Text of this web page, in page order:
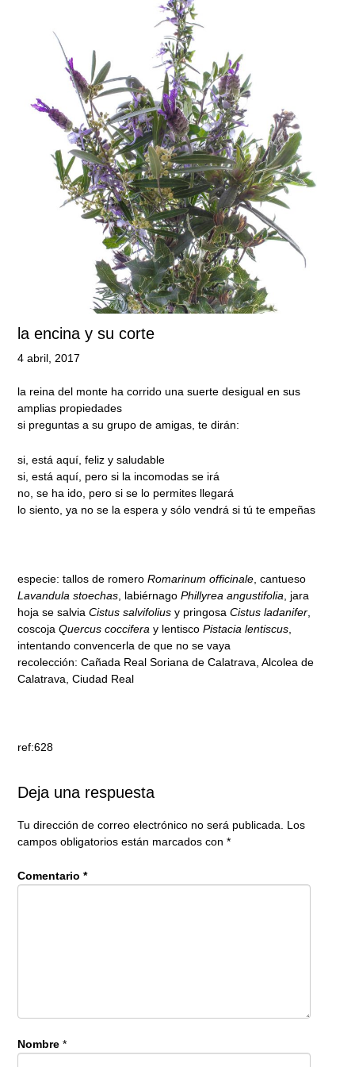
la encina y su corte
4 abril, 2017
la reina del monte ha corrido una suerte desigual en sus
amplias propiedades
si preguntas a su grupo de amigas, te dirán:
si, está aquí, feliz y saludable
si, está aquí, pero si la incomodas se irá
no, se ha ido, pero si se lo permites llegará
lo siento, ya no se la espera y sólo vendrá si tú te empeñas
especie: tallos de romero Romarinum officinale , cantueso
Lavandula stoechas , labiérnago Phillyrea angustifolia , jara
hoja se salvia Cistus salvifolius y pringosa Cistus ladanifer
coscoja Quercus coccifera y lentisco Pistacia lentiscus
intentando convencerla de que no se vaya
recolección: Cañada Real Soriana de Calatrava, Alcolea de
Calatrava, Ciudad Real
ref:628
Deja una respuesta
Tu dirección de correo electrónico no será publicada.
Los
campos obligatorios están marcados con *
Comentario *
Nombre *